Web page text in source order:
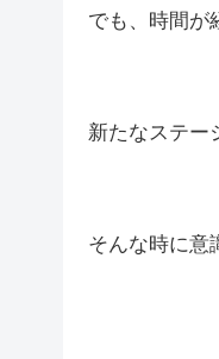
でも、時間が
新たなステー
そんな時に意